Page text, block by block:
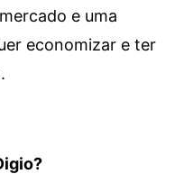
e uma
economizar e ter